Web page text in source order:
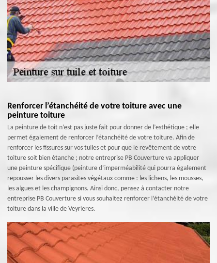
Renforcer l’étanchéité de votre toiture avec une
peinture toiture
La peinture de toit n’est pas juste fait pour donner de l’esthétique ; elle
permet également de renforcer l’étanchéité de votre toiture. Afin de
renforcer les fissures sur vos tuiles et pour que le revêtement de votre
toiture soit bien étanche ; notre entreprise PB Couverture va appliquer
une peinture spécifique (peinture d’imperméabilité qui pourra également
repousser les divers parasites végétaux comme : les lichens, les mousses,
les algues et les champignons. Ainsi donc, pensez à contacter notre
entreprise PB Couverture si vous souhaitez renforcer l’étanchéité de votre
toiture dans la ville de Veyrieres.